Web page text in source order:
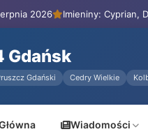
2026 Imieniny: Cyprian,
Gdańsk
Gdański Cedry Wielkie
Wiadomości